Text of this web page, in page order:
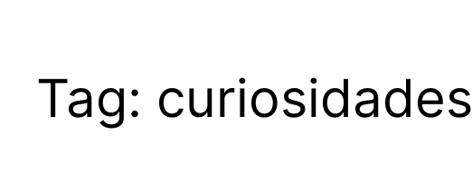
Tag: curiosidades